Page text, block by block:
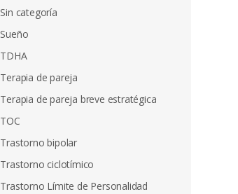
Sin categoría
Sueño
TDHA
Terapia de pareja
Terapia de pareja breve estratégica
TOC
Trastorno bipolar
Trastorno ciclotímico
Trastorno Límite de Personalidad